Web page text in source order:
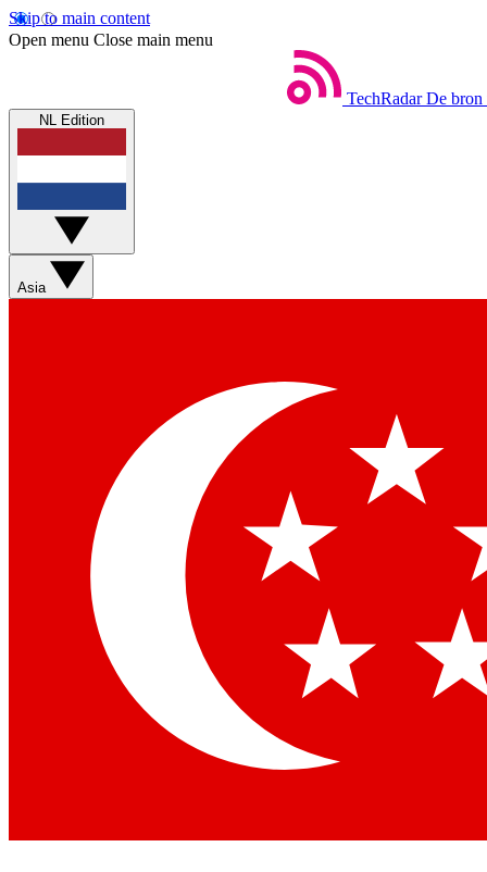
Skip to main content
Open menu Close main menu
TechRadar De bron
NL Edition
Asia